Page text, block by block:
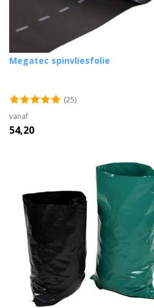
Megatec spinvliesfolie
(25)
vanaf
54,20